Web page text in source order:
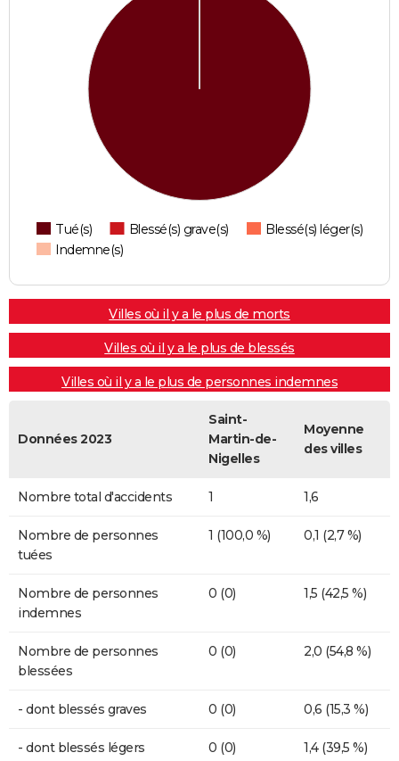
Tué(s) Blessé(s) grave(s)
Blessé(s) léger(s)
Indemne(s)
Villes où il y a le plus de morts
Villes où il y a le plus de blessés
Villes où il y a le plus de personnes indemnes
Données 2023
Saint-
Martin-de-
Nigelles
Moyenne
des villes
Nombre total d'accidents 1 1,6
Nombre de personnes
tuées
1 (100,0 %) 0,1 (2,7 %)
Nombre de personnes
indemnes
0 (0) 1,5 (42,5 %)
Nombre de personnes
blessées
0 (0) 2,0 (54,8 %)
- dont blessés graves 0 (0) 0,6 (15,3 %)
- dont blessés légers 0 (0) 1,4 (39,5 %)